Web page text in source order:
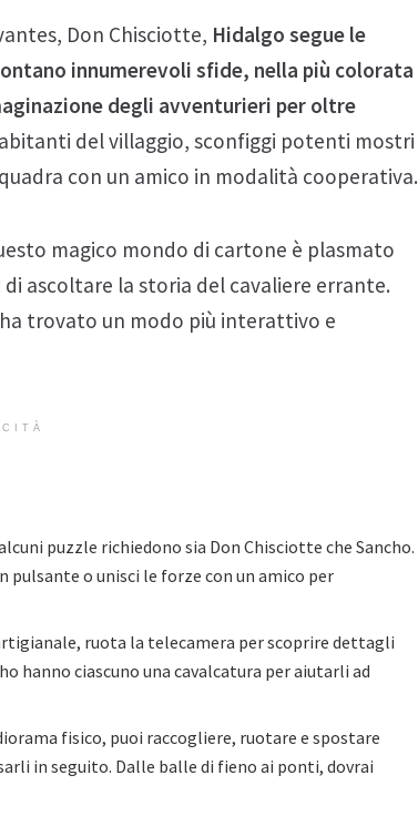
Don Chisciotte, Hidalgo segue le
innumerevoli sfide, nella più colorata
degli avventurieri per oltre
del villaggio, sconfiggi potenti mostri
con un amico in modalità cooperativa.
magico mondo di cartone è plasmato
ascoltare la storia del cavaliere errante.
trovato un modo più interattivo e
puzzle richiedono sia Don Chisciotte che Sancho.
pulsante o unisci le forze con un amico per
ruota la telecamera per scoprire dettagli
hanno ciascuno una cavalcatura per aiutarli ad
fisico, puoi raccogliere, ruotare e spostare
in seguito. Dalle balle di fieno ai ponti, dovrai